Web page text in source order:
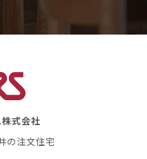
式会社
の注文住宅